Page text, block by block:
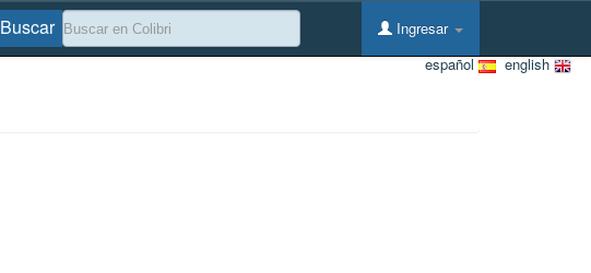
Ingresar
Buscar
english
español